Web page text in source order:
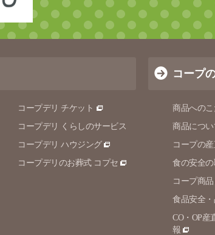
コープデリ チケット
コープデリ くらしのサービス
コープデリ ハウジング
コープデリのお葬式 コプセ
コープ
商品へのこ
商品につ
コープの
食の安全
コープ商品
食品安全
CO・OP産
報